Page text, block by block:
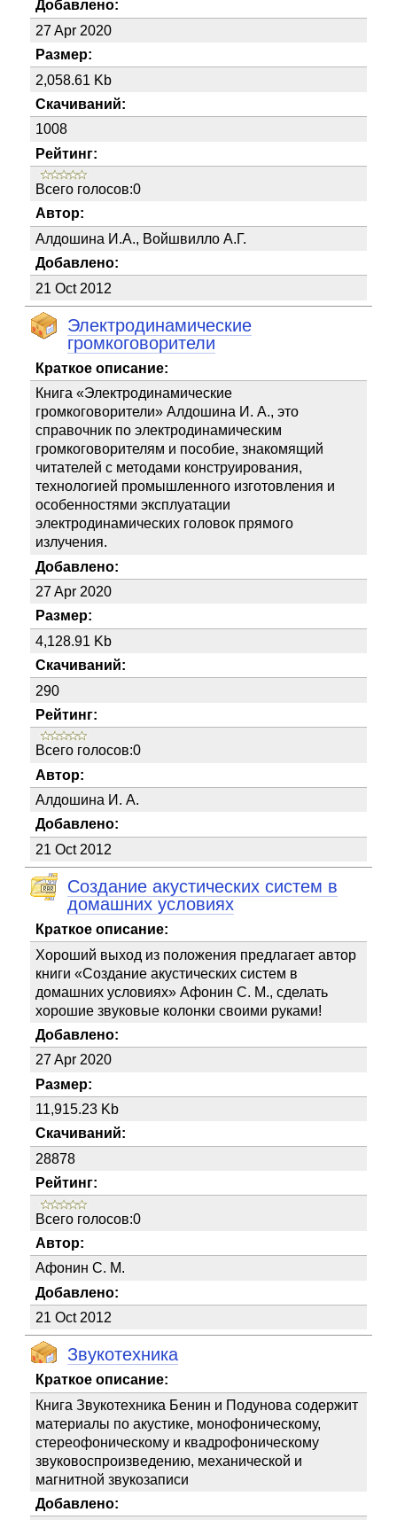
Добавлено:
27 Apr 2020
Размер:
2,058.61 Kb
Скачиваний:
1008
Рейтинг:
Всего голосов:0
Автор:
Алдошина И.А., Войшвилло А.Г.
Добавлено:
21 Oct 2012
Электродинамические
громкоговорители
Краткое описание:
Книга «Электродинамические
громкоговорители» Алдошина И. А., это
справочник по электродинамическим
громкоговорителям и пособие, знакомящий
читателей с методами конструирования,
технологией промышленного изготовления и
особенностями эксплуатации
электродинамических головок прямого
излучения.
Добавлено:
27 Apr 2020
Размер:
4,128.91 Kb
Скачиваний:
290
Рейтинг:
Всего голосов:0
Автор:
Алдошина И. А.
Добавлено:
21 Oct 2012
Создание акустических систем в
домашних условиях
Краткое описание:
Хороший выход из положения предлагает автор
книги «Создание акустических систем в
домашних условиях» Афонин С. М., сделать
хорошие звуковые колонки своими руками!
Добавлено:
27 Apr 2020
Размер:
11,915.23 Kb
Скачиваний:
28878
Рейтинг:
Всего голосов:0
Автор:
Афонин С. М.
Добавлено:
21 Oct 2012
Звукотехника
Краткое описание:
Книга Звукотехника Бенин и Подунова содержит
материалы по акустике, монофоническому,
стереофоническому и квадрофоническому
звуковоспроизведению, механической и
магнитной звукозаписи
Добавлено: